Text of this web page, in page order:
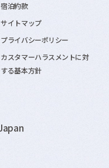
宿泊約款
サイトマップ
プライバシーポリシー
カスタマーハラスメントに対
する基本方針